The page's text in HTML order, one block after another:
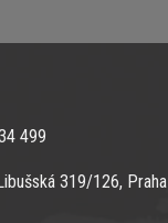
499
319/126, Praha